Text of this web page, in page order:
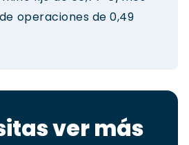
operaciones de 0,49
ver más